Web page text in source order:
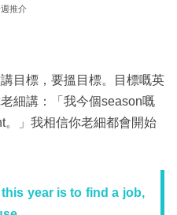
推介
目標，要搵目標。目標嘅英
細講：「我今個season嘅
」我相信你老細都會開始
year is to find a job,